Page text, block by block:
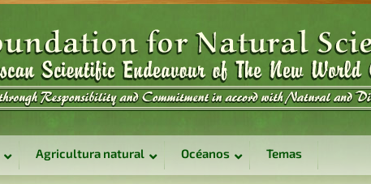
Agricultura natural Océanos Temas